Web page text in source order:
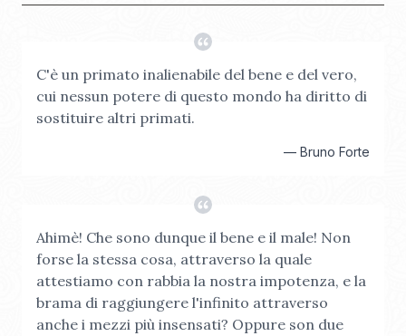
C'è un primato inalienabile del bene e del vero,
cui nessun potere di questo mondo ha diritto di
sostituire altri primati.
— Bruno Forte
Ahimè! Che sono dunque il bene e il male! Non
forse la stessa cosa, attraverso la quale
attestiamo con rabbia la nostra impotenza, e la
brama di raggiungere l'infinito attraverso
anche i mezzi più insensati? Oppure son due